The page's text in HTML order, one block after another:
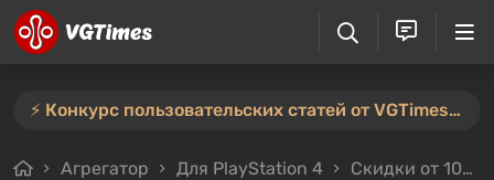
⚡️ Конкурс пользовательских статей от VGTimes продлён — участвуйте тут ⚡️
Агрегатор Для PlayStation 4 Скидки от 10%